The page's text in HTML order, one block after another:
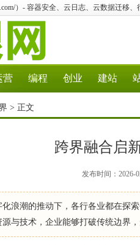
）- 容器安全、云日志、云数据迁移
营 编程 创业 建站
> 正文
跨界融合启
发布时间：2026-
潮的推动下，各行各业都在探索
源与技术，企业能够打破传统边